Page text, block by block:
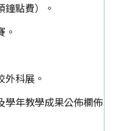
點費）。
。
科展。
學年教學成果公佈欄佈